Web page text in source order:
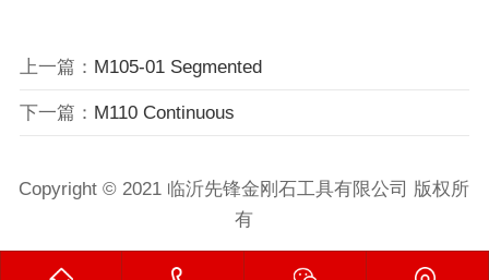
上一篇： M105-01 Segmented
下一篇： M110 Continuous
Copyright © 2021 临沂先锋金刚石工具有限公司 版权所
有